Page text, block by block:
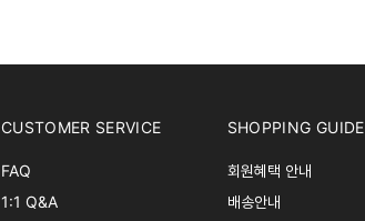
CUSTOMER SERVICE
FAQ
1:1 Q&A
SHOPPING GUIDE
회원혜택 안내
배송안내